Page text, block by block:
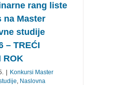
rang liste
na Master
studije
– TREĆI
ROK
Konkursi Master
, Naslovna